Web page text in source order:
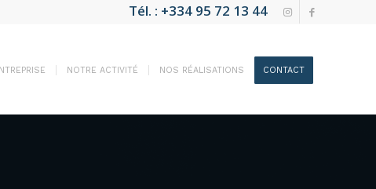
Tél. : +334 95 72 13 44
NOTRE ACTIVITÉ NOS RÉALISATIONS CONTACT